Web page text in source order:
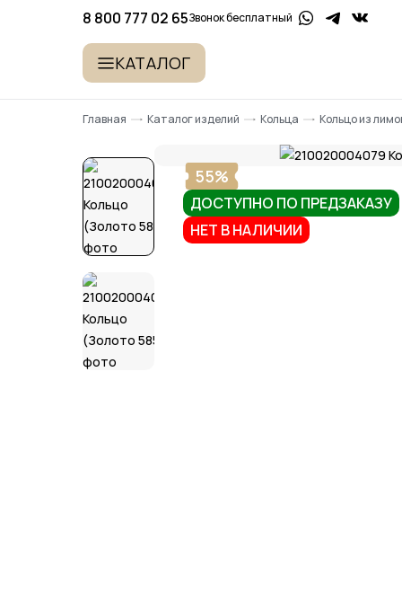
8 800 777 02 65Звонок бесплатный
КАТАЛОГ
Главная Каталог изделий Кольца Кольцо из
55%
ДОСТУПНО ПО ПРЕДЗАКАЗУ
НЕТ В НАЛИЧИИ